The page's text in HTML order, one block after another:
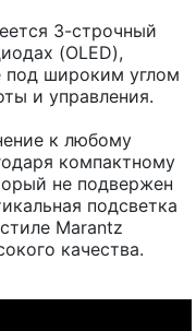
3-строчный
(OLED),
широким углом
и управления.
к любому
компактному
не подвержен
подсветка
Marantz
качества.